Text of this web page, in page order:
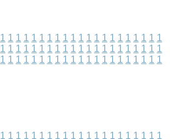
1 1 1 1 1 1 1 1 1 1 1 1 1 1 1 1 1 1 1 1 1
1 1 1 1 1 1 1 1 1 1 1 1 1 1 1 1 1 1 1 1 1
1 1 1 1 1 1 1 1 1 1 1 1 1 1 1 1 1 1 1 1 1
1 1 1 1 1 1 1 1 1 1 1 1 1 1 1 1 1 1 1 1 1